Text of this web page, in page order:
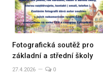
Fotografická soutěž pro
základní a střední školy
27.4.2026 0